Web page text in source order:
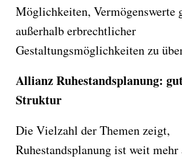
Möglichkeiten, Vermögenswerte
außerhalb erbrechtlicher
Gestaltungsmöglichkeiten zu
Allianz Ruhestandsplanung:
Struktur
Die Vielzahl der Themen zeigt,
Ruhestandsplanung ist weit mehr